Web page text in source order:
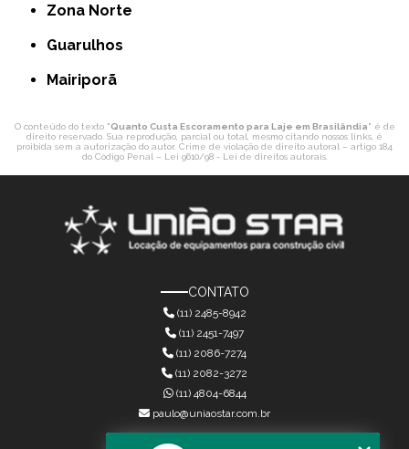
Zona Norte
Guarulhos
Mairiporã
O conteúdo do texto "Quanto Custa Escoramento para Laje em Brasilândia" é de
direito reservado. Sua reprodução, parcial ou total, mesmo citando nossos links, é
proibida sem a autorização do autor. Crime de violação de direito autoral – artigo 184
do Código Penal – Lei 9610/98 - Lei de direitos autorais.
CONTATO
(11) 2485-8942
(11) 2451-7497
(11) 2086-7274
(11) 4804-6844
(11) 2082-3272
paulo@uniaostar.com.br